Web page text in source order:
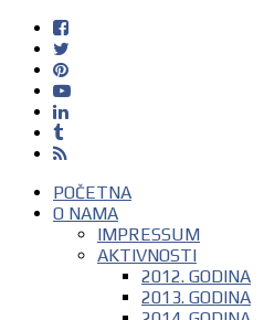
POČETNA
O NAMA
IMPRESSUM
AKTIVNOSTI
2012. GODINA
2013. GODINA